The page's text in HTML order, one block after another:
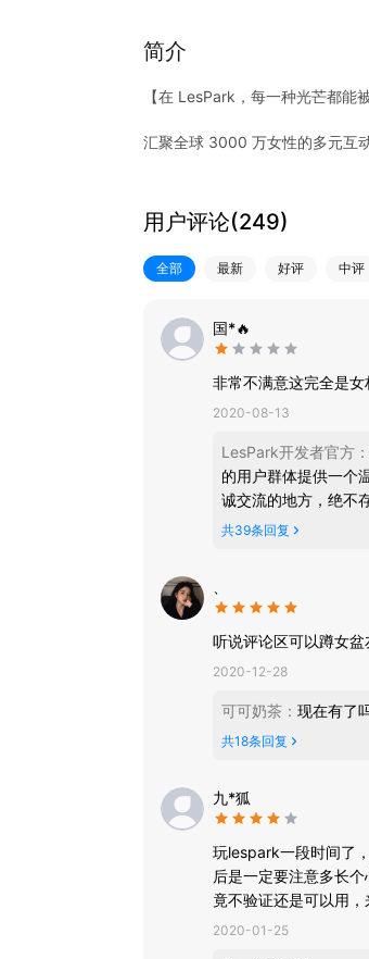
简介
【在 LesPark，每一种光芒都能
汇聚全球 3000 万女性的多元互
直播互动，记录每个精彩瞬间
• 亮眼才艺主播 7×24 小时在线，
• 支持多人连麦，一键开启属于你
• 丰富 K 歌曲库持续更新，以歌
语音聊天，听见心动的频率
• 高清无损语音技术，不卡不掉不
• 语音直播间，不露脸也能收获万
• 骗子酒馆、消消乐、你画我猜
• 桌球、排雷等休闲游戏随时开局
• 边玩边聊，让社交从游戏开始
• 热门精选 + 同城推荐，发现身
• 泡泡广场随时冒泡，找到兴趣搭
• 兴趣群聊，在彩虹社区感受同伴
• 热搜榜单实时更新，不错过圈内
• 视频模板一键成片，创作零门槛
• 百花计划为优质创作者提供流
用户评论(249)
全部 最新 好评 中评
国*🔥
非常不满意这完全是
2020-08-13
LesPark开发者官方 ：
的用户群体提供一个
诚交流的地方，绝不
小天地，分享生活中
共39条回复
听说评论区可以蹲女盆
2020-12-28
可可奶茶 ： 现在有了
共18条回复
九*狐
玩lespark一段时间了
后是一定要注意多长
竟不验证还是可以用
2020-01-25